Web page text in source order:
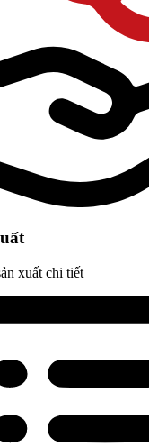
xuất chi tiết